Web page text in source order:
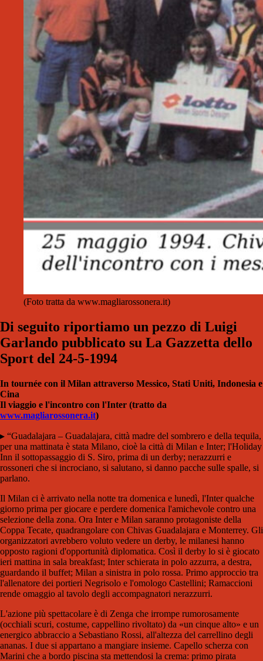
(Foto tratta da www.magliarossonera.it)
Di seguito riportiamo un pezzo di Luigi
Garlando pubblicato su La Gazzetta dello
Sport del 24-5-1994
In tournée con il Milan attraverso Messico, Stati Uniti, Indonesia e
Cina
Il viaggio e l'incontro con l'Inter (tratto da
www.magliarossonera.it)
▸ “Guadalajara – Guadalajara, città madre del sombrero e della tequila,
per una mattinata è stata Milano, cioè la città di Milan e Inter; l'Holiday
Inn il sottopassaggio di S. Siro, prima di un derby; nerazzurri e
rossoneri che si incrociano, si salutano, si danno pacche sulle spalle, si
parlano.
Il Milan ci è arrivato nella notte tra domenica e lunedì, l'Inter qualche
giorno prima per giocare e perdere domenica l'amichevole contro una
selezione della zona. Ora Inter e Milan saranno protagoniste della
Coppa Tecate, quadrangolare con Chivas Guadalajara e Monterrey. Gli
organizzatori avrebbero voluto vedere un derby, le milanesi hanno
opposto ragioni d'opportunità diplomatica. Così il derby lo si è giocato
ieri mattina in sala breakfast; Inter schierata in polo azzurra, a destra,
guardando il buffet; Milan a sinistra in polo rossa. Primo approccio tra
l'allenatore dei portieri Negrisolo e l'omologo Castellini; Ramaccioni
rende omaggio al tavolo degli accompagnatori nerazzurri.
L'azione più spettacolare è di Zenga che irrompe rumorosamente
(occhiali scuri, costume, cappellino rivoltato) da «un cinque alto» e un
energico abbraccio a Sebastiano Rossi, all'altezza del carrellino degli
ananas. I due si appartano a mangiare insieme. Capello scherza con
Marini che a bordo piscina sta mettendosi la crema: primo pirata